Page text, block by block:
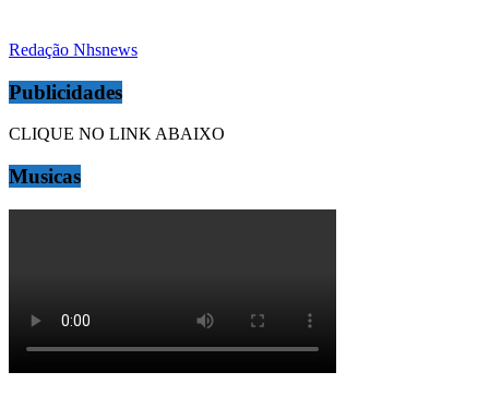
Redação Nhsnews
Publicidades
CLIQUE NO LINK ABAIXO
Musicas